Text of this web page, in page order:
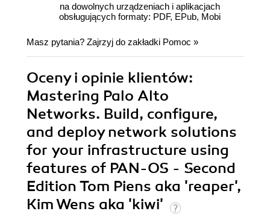
na dowolnych urządzeniach i aplikacjach
obsługujących formaty: PDF, EPub, Mobi
Masz pytania? Zajrzyj do zakładki Pomoc »
Oceny i opinie klientów:
Mastering Palo Alto
Networks. Build, configure,
and deploy network solutions
for your infrastructure using
features of PAN-OS - Second
Edition Tom Piens aka 'reaper',
Kim Wens aka 'kiwi'